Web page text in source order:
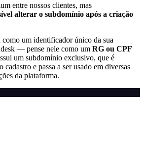
entre nossos clientes, mas
alterar o subdomínio após a criação
um identificador único da sua
— pense nele como um RG ou CPF
um subdomínio exclusivo, que é
e passa a ser usado em diversas
da plataforma.